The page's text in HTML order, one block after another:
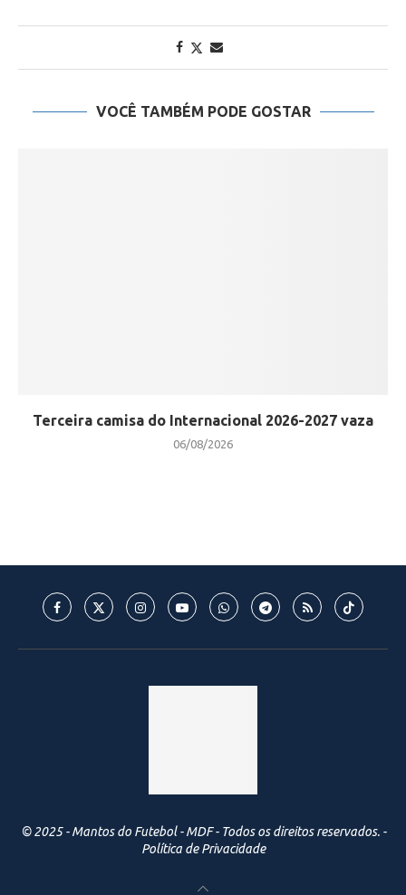
VOCÊ TAMBÉM PODE GOSTAR
Terceira camisa do Internacional 2026-2027 vaza
06/08/2026
© 2025 - Mantos do Futebol - MDF - Todos os direitos reservados. -
Política de Privacidade